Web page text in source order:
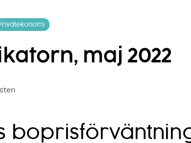
maj 2022